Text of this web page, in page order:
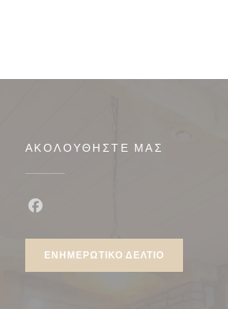
ΑΚΟΛΟΥΘΉΣΤΕ ΜΑΣ
ΕΝΗΜΕΡΩΤΙΚΌ ΔΕΛΤΊΟ